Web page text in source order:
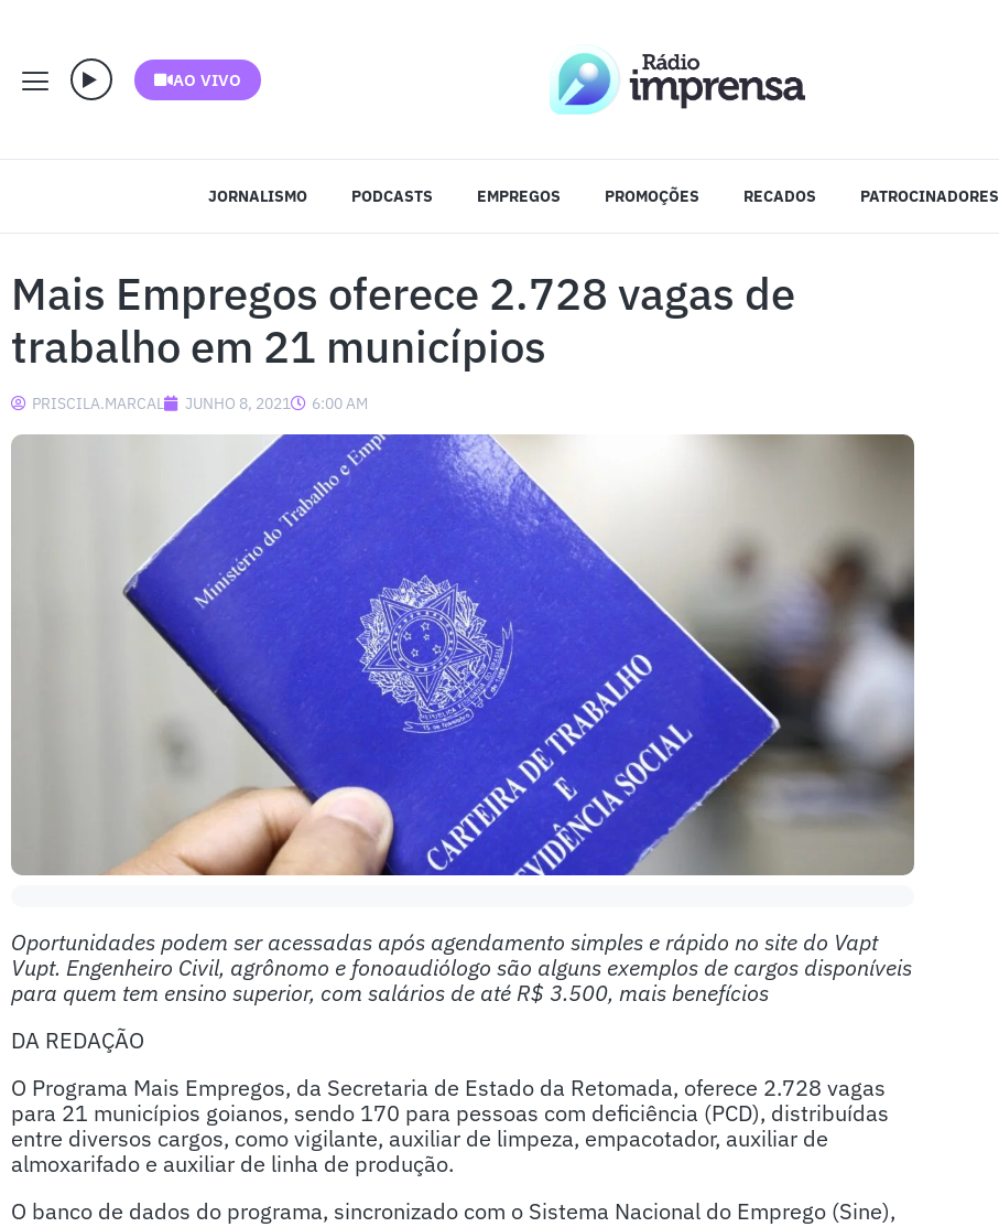
AO VIVO
JORNALISMO PODCASTS EMPREGOS PROMOÇÕES RECADOS PATROCINADORES
Mais Empregos oferece 2.728 vagas de
trabalho em 21 municípios
PRISCILA.MARCAL JUNHO 8, 2021 6:00 AM
Oportunidades podem ser acessadas após agendamento simples e rápido no site do Vapt
Vupt. Engenheiro Civil, agrônomo e fonoaudiólogo são alguns exemplos de cargos disponíveis
para quem tem ensino superior, com salários de até R$ 3.500, mais benefícios
DA REDAÇÃO
O Programa Mais Empregos, da Secretaria de Estado da Retomada, oferece 2.728 vagas
para 21 municípios goianos, sendo 170 para pessoas com deficiência (PCD), distribuídas
entre diversos cargos, como vigilante, auxiliar de limpeza, empacotador, auxiliar de
almoxarifado e auxiliar de linha de produção.
O banco de dados do programa, sincronizado com o Sistema Nacional do Emprego (Sine),